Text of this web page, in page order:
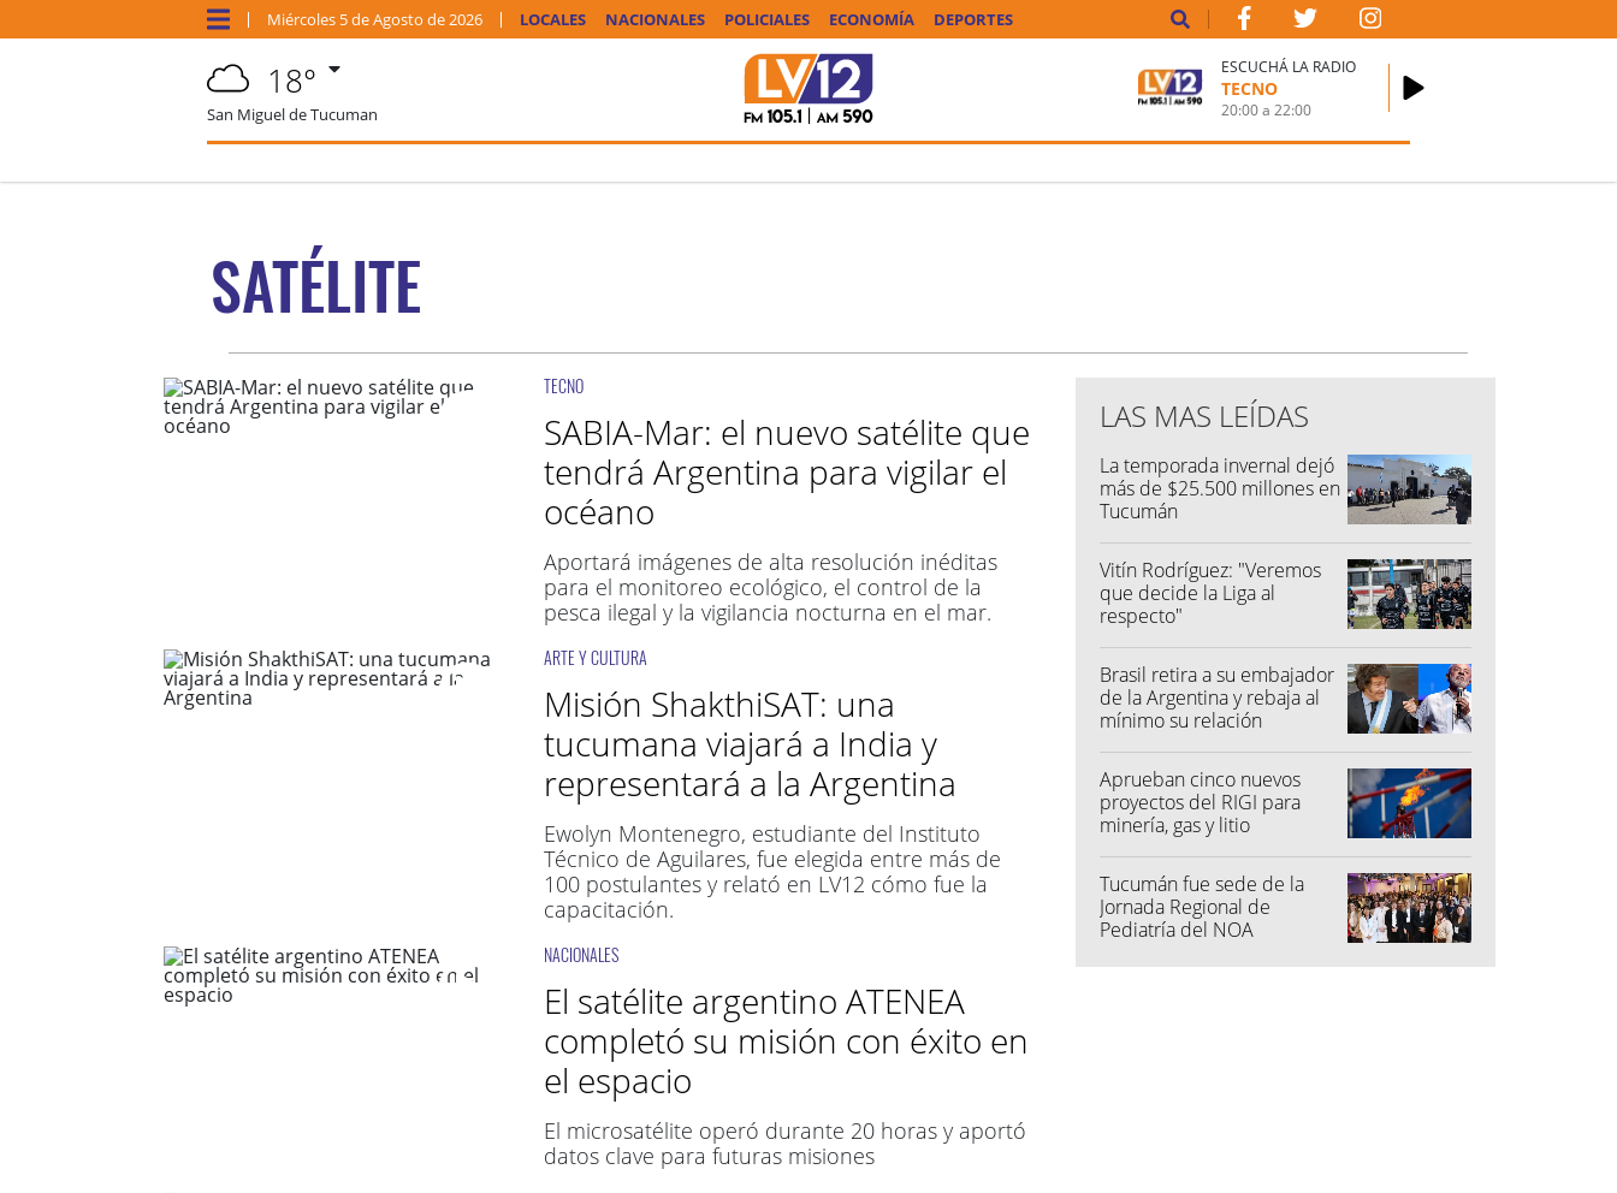
Miércoles 5 deAgosto de 2026 LOCALES NACIONALES POLICIALES ECONOMÍA DEPORTES
18°
San Miguel de Tucuman
ESCUCHÁ LA RADIO
TECNO
20:00a22:00
SATÉLITE
TECNO
SABIA-Mar: el nuevo satélite que
tendrá Argentina para vigilar el
océano
Aportará imágenes de alta resolución inéditas
para el monitoreo ecológico, el control de la
pesca ilegal y la vigilancia nocturna en el mar.
ARTE Y CULTURA
Misión ShakthiSAT: una
tucumana viajará a India y
representará a la Argentina
Ewolyn Montenegro, estudiante del Instituto
Técnico de Aguilares, fue elegida entre más de
100 postulantes y relató en LV12 cómo fue la
capacitación.
NACIONALES
El satélite argentino ATENEA
completó su misión con éxito en
el espacio
El microsatélite operó durante 20 horas y aportó
datos clave para futuras misiones
LAS MAS LEÍDAS
La temporada invernal dejó
más de $25.500 millones en
Tucumán
Vitín Rodríguez: "Veremos
que decide la Liga al
respecto"
Brasil retira a su embajador
de la Argentina y rebaja al
mínimo su relación
Aprueban cinco nuevos
proyectos del RIGI para
minería, gas y litio
Tucumán fue sede de la
Jornada Regional de
Pediatría del NOA